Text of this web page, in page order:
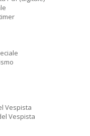
Vespista
Vespista